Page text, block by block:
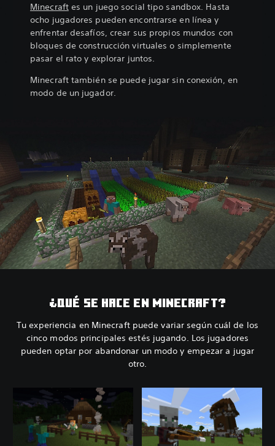
Minecraftes un juego social tipo sandbox. Hasta
ocho jugadores pueden encontrarse en línea y
enfrentar desafíos, crear sus propios mundos con
bloques de construcción virtuales o simplemente
pasar el rato y explorar juntos.
Minecraft también se puede jugar sin conexión, en
modo de un jugador.
¿QUÉ SE HACE EN MINECRAFT?
Tu experiencia en Minecraft puede variar según cuál de los
cinco modos principales estés jugando. Los jugadores
pueden optar por abandonar un modo y empezar a jugar
otro.